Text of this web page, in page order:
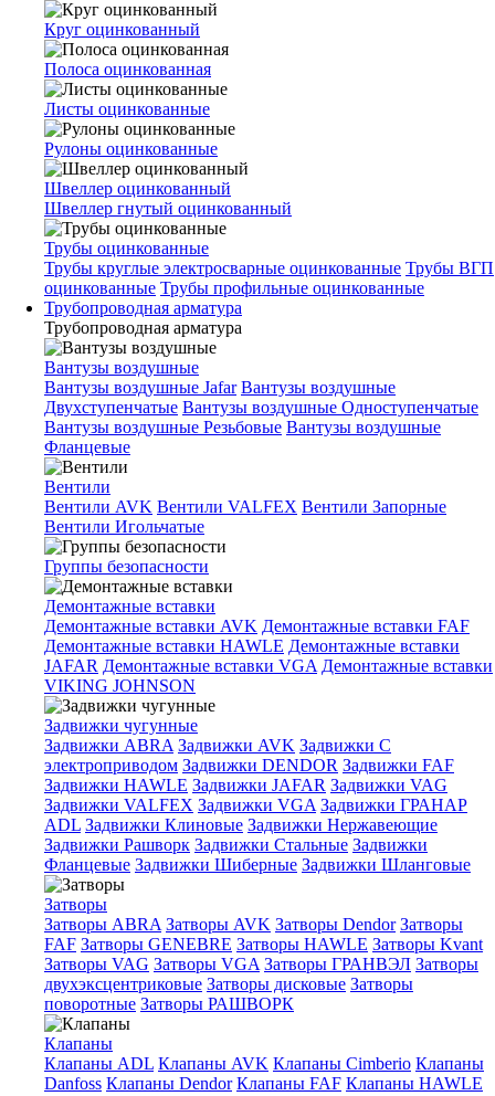
Круг оцинкованный
Полоса оцинкованная
Листы оцинкованные
Рулоны оцинкованные
Швеллер оцинкованный
Швеллер гнутый оцинкованный
Трубы оцинкованные
Трубы круглые электросварные оцинкованные Трубы ВГП
оцинкованные Трубы профильные оцинкованные
Трубопроводная арматура
Трубопроводная арматура
Вантузы воздушные
Вантузы воздушные Jafar Вантузы воздушные
Двухступенчатые Вантузы воздушные Одноступенчатые
Вантузы воздушные Резьбовые Вантузы воздушные
Фланцевые
Вентили
Вентили AVK Вентили VALFEX Вентили Запорные
Вентили Игольчатые
Группы безопасности
Демонтажные вставки
Демонтажные вставки AVK Демонтажные вставки FAF
Демонтажные вставки HAWLE Демонтажные вставки
JAFAR Демонтажные вставки VGA Демонтажные вставки
VIKING JOHNSON
Задвижки чугунные
Задвижки ABRA Задвижки AVK Задвижки C
электроприводом Задвижки DENDOR Задвижки FAF
Задвижки HAWLE Задвижки JAFAR Задвижки VAG
Задвижки VALFEX Задвижки VGA Задвижки ГРАНАР
ADL Задвижки Клиновые Задвижки Нержавеющие
Задвижки Рашворк Задвижки Стальные Задвижки
Фланцевые Задвижки Шиберные Задвижки Шланговые
Затворы
Затворы ABRA Затворы AVK Затворы Dendor Затворы
FAF Затворы GENEBRE Затворы HAWLE Затворы Kvant
Затворы VAG Затворы VGA Затворы ГРАНВЭЛ Затворы
двухэксцентриковые Затворы дисковые Затворы
поворотные Затворы РАШВОРК
Клапаны
Клапаны ADL Клапаны AVK Клапаны Cimberio Клапаны
Danfoss Клапаны Dendor Клапаны FAF Клапаны HAWLE